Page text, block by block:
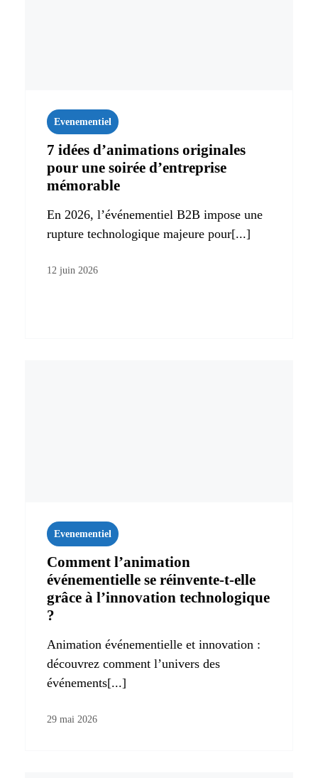
Evenementiel
7 idées d’animations originales
pour une soirée d’entreprise
mémorable
En 2026, l’événementiel B2B impose une
rupture technologique majeure pour[...]
12 juin 2026
Evenementiel
Comment l’animation
événementielle se réinvente-t-elle
grâce à l’innovation technologique
?
Animation événementielle et innovation :
découvrez comment l’univers des
événements[...]
29 mai 2026